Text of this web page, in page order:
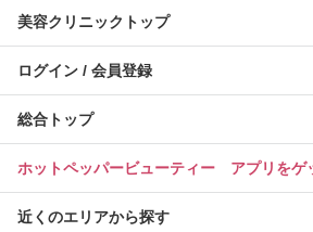
美容クリニックトップ
ログイン / 会員登録
総合トップ
ホットペッパービューティー アプリをゲ
近くのエリアから探す